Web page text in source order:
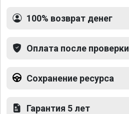
100% возврат денег
Оплата после проверки
Сохранение ресурса
Гарантия 5 лет